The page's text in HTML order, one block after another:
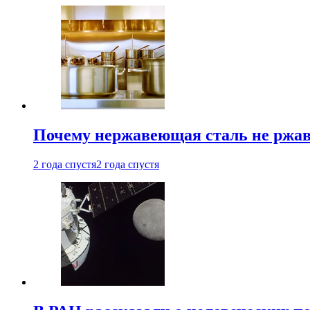
Почему нержавеющая сталь не
2 года спустя2 года спустя